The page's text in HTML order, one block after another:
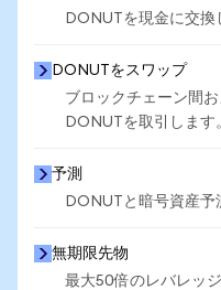
DONUTを現金に交換
DONUTをスワップ
ブロックチェーン間
DONUTを取引します
予測
DONUTと暗号資産予
無期限先物
最大50倍のレバレッ